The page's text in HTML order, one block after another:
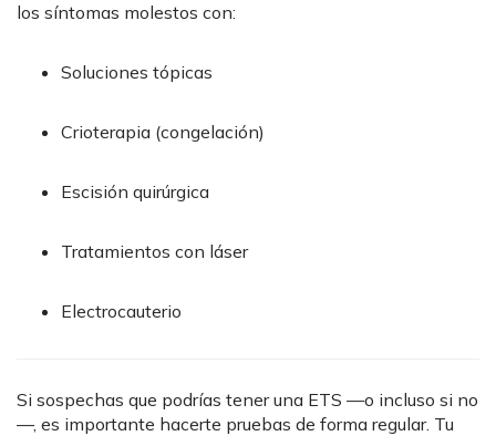
los síntomas molestos con:
Soluciones tópicas
Crioterapia (congelación)
Escisión quirúrgica
Tratamientos con láser
Electrocauterio
Si sospechas que podrías tener una ETS —o incluso si no
—, es importante hacerte pruebas de forma regular. Tu